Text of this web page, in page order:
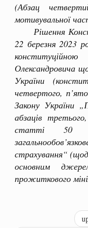
(Абзац
мотивувальної
Рішення
22 березня 2023
Олександровича
України
четвертого,
Закону України
абзаців
статті 50
страхування“
основним
прожиткового